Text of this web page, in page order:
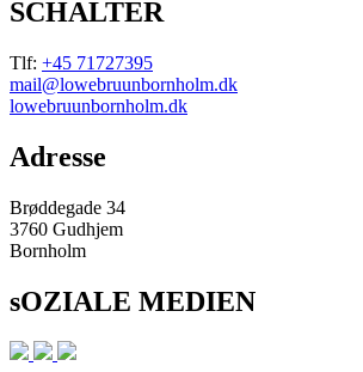
SCHALTER
Tlf: +45 71727395
mail@lowebruunbornholm.dk
lowebruunbornholm.dk
Adresse
Brøddegade 34
3760 Gudhjem
Bornholm
sOZIALE MEDIEN